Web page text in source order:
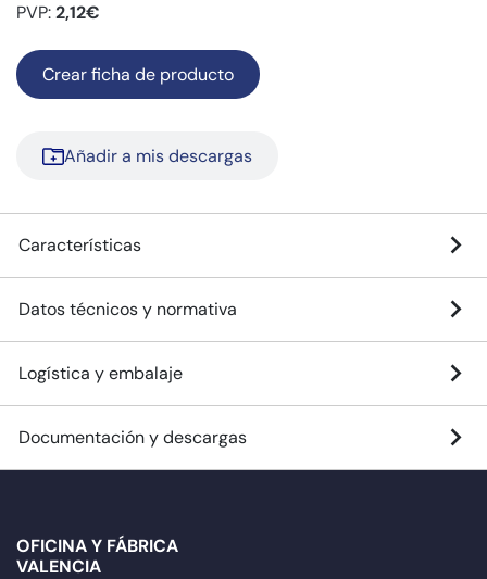
PVP:2,12€
Crear ficha de producto
Añadir a mis descargas
Características
Datos técnicos y normativa
Logística y embalaje
Documentación y descargas
OFICINA Y FÁBRICA
VALENCIA